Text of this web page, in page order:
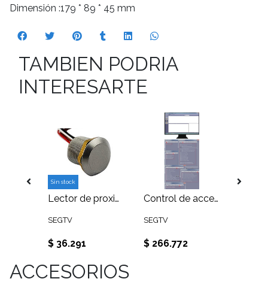
Dimensión :179 * 89 * 45 mm
TAMBIEN PODRIA
INTERESARTE
Sin stock
Lector de proximidad tipo botón metálico EM 125Khz
SEGTV
$ 36.291
Control de acceso 4 puertas IP
SEGTV
$ 266.772
ACCESORIOS